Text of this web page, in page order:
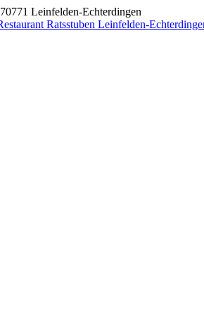
70771 Leinfelden-Echterdingen